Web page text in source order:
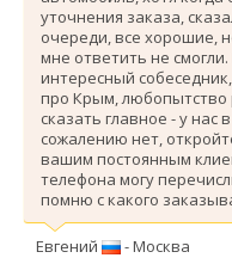
уточнения заказа,
очереди, все хорошие,
мне ответить не
интересный
про Крым, любопытство
сказать главное - у нас
сожалению нет,
вашим постоянным
телефона могу
помню с какого
Евгений - Москва